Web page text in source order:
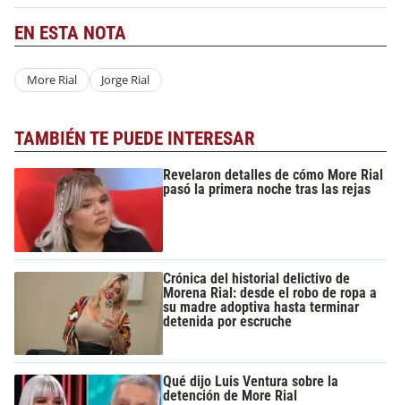
EN ESTA NOTA
More Rial Jorge Rial
TAMBIÉN TE PUEDE INTERESAR
Revelaron detalles de cómo More Rial
pasó la primera noche tras las rejas
Crónica del historial delictivo de
Morena Rial: desde el robo de ropa a
su madre adoptiva hasta terminar
detenida por escruche
Qué dijo Luis Ventura sobre la
detención de More Rial